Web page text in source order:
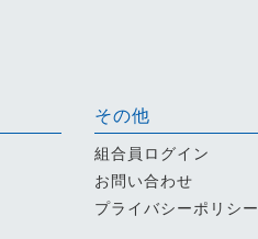
その他
組合員ログイン
お問い合わせ
プライバシーポリシー